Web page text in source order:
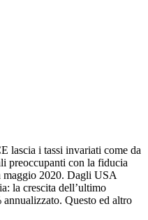
lascia i tassi invariati come da
preoccupanti con la fiducia
maggio 2020. Dagli USA
la crescita dell’ultimo
annualizzato. Questo ed altro